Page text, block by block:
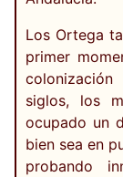
Los Ortega
primer
siglos, los
ocupado un
bien sea en
probando